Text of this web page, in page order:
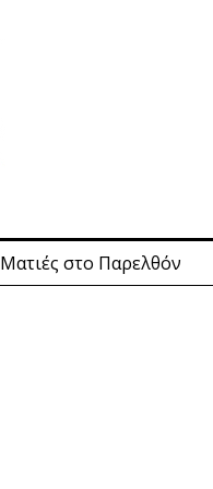
Ματιές στο Παρελθόν